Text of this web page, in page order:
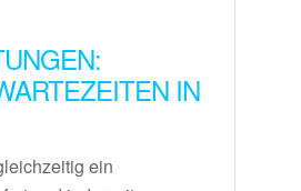
IN
ein